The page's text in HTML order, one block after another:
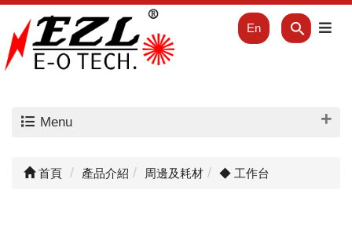
En
Menu
首頁 產品介紹 周邊及耗材 ◆ 工作台